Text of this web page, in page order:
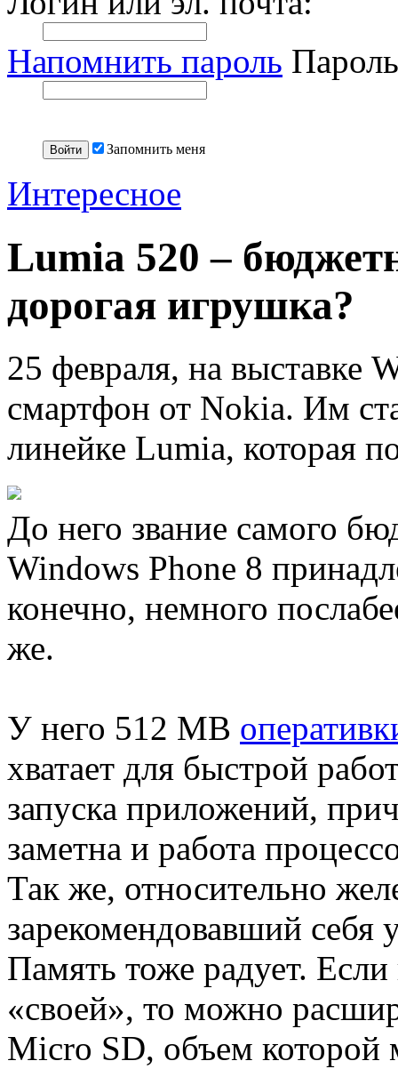
Напомнить пароль
Запомнить меня
Интересное
Lumia 520 –
дорогая игрушка?
25 февраля, на выставке
смартфон от Nokia. Им
линейке Lumia, которая
До него звание самого
Windows Phone 8
конечно, немного
же.
У него 512 MB
хватает для быстрой
запуска приложений,
заметна и работа
Так же, относительно
зарекомендовавший себя
Память тоже радует.
«своей», то можно
Micro SD, объем которой